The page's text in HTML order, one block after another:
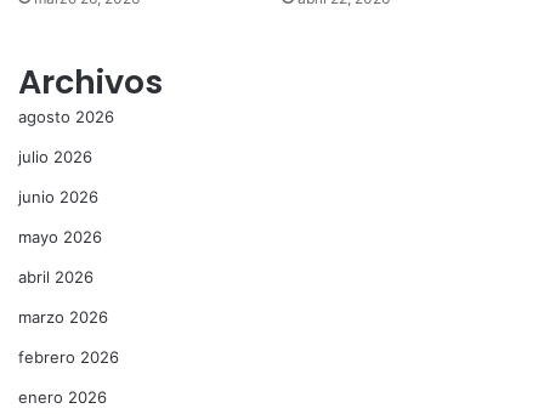
Archivos
agosto 2026
julio 2026
junio 2026
mayo 2026
abril 2026
marzo 2026
febrero 2026
enero 2026